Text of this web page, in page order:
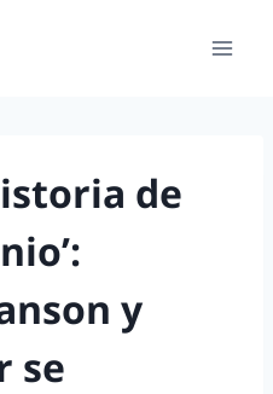
de
y
se